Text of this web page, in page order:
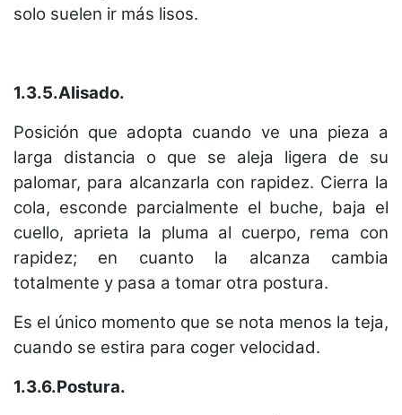
solo suelen ir más lisos.
1.3.5.Alisado.
Posición que adopta cuando ve una pieza a
larga distancia o que se aleja ligera de su
palomar, para alcanzarla con rapidez. Cierra la
cola, esconde parcialmente el buche, baja el
cuello, aprieta la pluma al cuerpo, rema con
rapidez; en cuanto la alcanza cambia
totalmente y pasa a tomar otra postura.
Es el único momento que se nota menos la teja,
cuando se estira para coger velocidad.
1.3.6.Postura.